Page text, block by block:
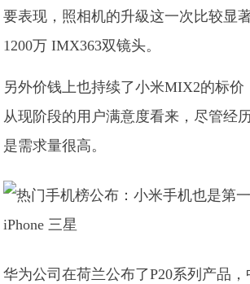
要表现，照相机的升級这一次比较显
1200万 IMX363双镜头。
另外价钱上也持续了小米MIX2的标价
从现阶段的用户满意度看来，尽管经
是需求量很高。
华为公司在荷兰公布了P20系列产品